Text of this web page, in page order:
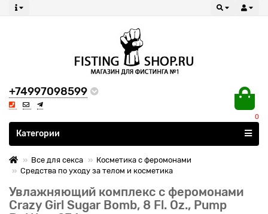
+74997098599
0
Все категории
Категории
Все для секса
Косметика с феромонами
Средства по уходу за телом и косметика
Увлажняющий комплекс с феромонами
Crazy Girl Sugar Bomb, 8 Fl. Oz., Pump